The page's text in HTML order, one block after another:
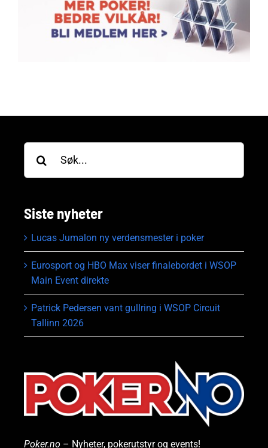
Søk
etter:
Siste nyheter
Lucas Jumalon ny verdensmester i poker
Eurosport og HBO Max viser finalebordet i WSOP
Main Event direkte
Patrick Pedersen vant gullring i WSOP Circuit
Tallinn 2026
Poker.no – Nyheter, pokerutstyr og events!